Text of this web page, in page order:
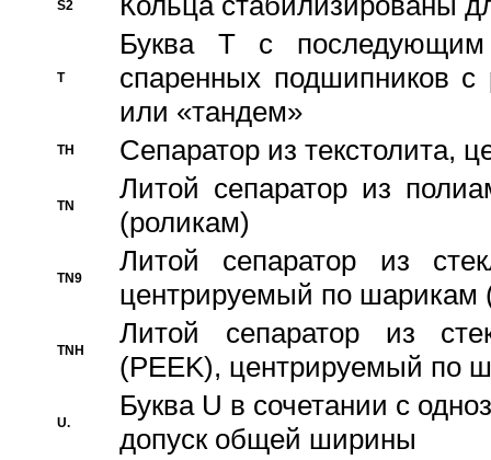
S2
T
Буква T с
спаренных подшипников
или «тандем»
TH Сепаратор из текстолита,
TN
Литой сепаратор из
(роликам)
TN9
Литой сепаратор из
центрируемый по шарикам
TNH
Литой сепаратор из
(PEEK), центрируемый по
U.
Буква U в сочетании с
допуск общей ширины